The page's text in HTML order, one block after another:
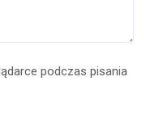
podczas pisania